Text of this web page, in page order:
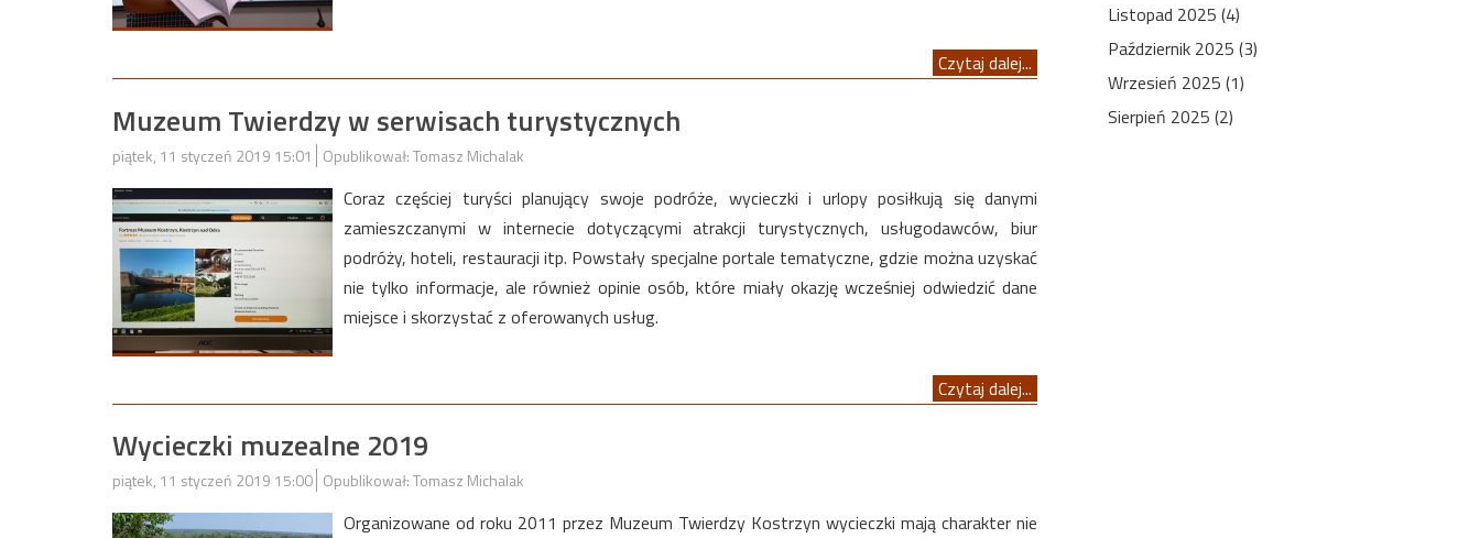
Czytaj dalej...
Muzeum Twierdzy w serwisach turystycznych
piątek, 11 styczeń 2019 15:01 Opublikował: Tomasz Michalak
Coraz częściej turyści planujący swoje podróże, wycieczki i urlopy posiłkują się danymi
zamieszczanymi w internecie dotyczącymi atrakcji turystycznych, usługodawców, biur
podróży, hoteli, restauracji itp. Powstały specjalne portale tematyczne, gdzie można uzyskać
nie tylko informacje, ale również opinie osób, które miały okazję wcześniej odwiedzić dane
miejsce i skorzystać z oferowanych usług.
Czytaj dalej...
Wycieczki muzealne 2019
piątek, 11 styczeń 2019 15:00 Opublikował: Tomasz Michalak
Organizowane od roku 2011 przez Muzeum Twierdzy Kostrzyn wycieczki mają charakter nie
Listopad 2025 (4)
Październik 2025 (3)
Wrzesień 2025 (1)
Sierpień 2025 (2)